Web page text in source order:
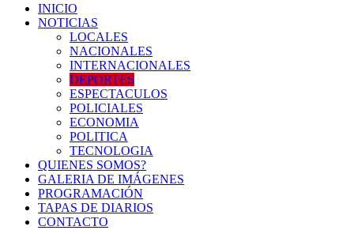
INICIO
NOTICIAS
LOCALES
NACIONALES
INTERNACIONALES
DEPORTES
ESPECTACULOS
POLICIALES
ECONOMIA
POLITICA
TECNOLOGIA
QUIENES SOMOS?
GALERIA DE IMÁGENES
PROGRAMACIÓN
TAPAS DE DIARIOS
CONTACTO